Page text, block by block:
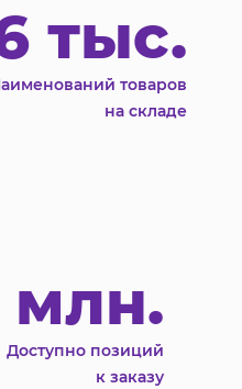
тыс.
товаров
на складе
млн.
Доступно позиций
к заказу